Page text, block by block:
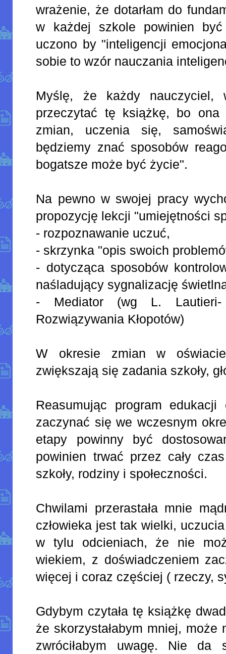
wrażenie, że dotarłam do
w każdej szkole powinien
uczono by "inteligencji
sobie to wzór nauczania
Myślę, że każdy nauczyciel,
przeczytać tę książkę, bo ona
zmian, uczenia się,
będziemy znać sposobów
bogatsze może być życie".
Na pewno w swojej pracy
propozycję lekcji "umiejętności
- rozpoznawanie uczuć,
- skrzynka "opis swoich
- dotycząca sposobów
naśladujący sygnalizację
- Mediator (wg L. Lautieri-
Rozwiązywania Kłopotów)
W okresie zmian w
zwiększają się zadania szkoły,
Reasumując program edukacji
zaczynać się we wczesnym
etapy powinny być
powinien trwać przez cały
szkoły, rodziny i społeczności.
Chwilami przerastała mnie
człowieka jest tak wielki,
w tylu odcieniach, że nie
wiekiem, z doświadczeniem
więcej i coraz częściej ( rzeczy,
Gdybym czytała tę książkę
że skorzystałabym mniej, może
zwróciłabym uwagę. Nie